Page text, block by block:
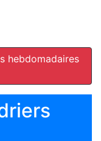
hebdomadaires